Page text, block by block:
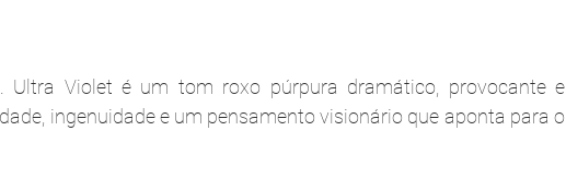
Ultra Violet é um tom roxo púrpura dramático, provocante e
ingenuidade e um pensamento visionário que aponta para o